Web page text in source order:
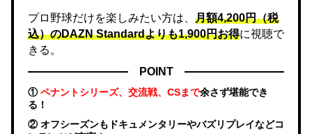
プロ野球だけを楽しみたい方は、 月額4,200円（税
込）のDAZN Standard​よりも1,900円お得に視聴で
きる。
POINT
①ペナントシリーズ、交流戦、CSまで余さず堪能でき
る！
② オフシーズンもドキュメンタリーやバズリプレイなどコ